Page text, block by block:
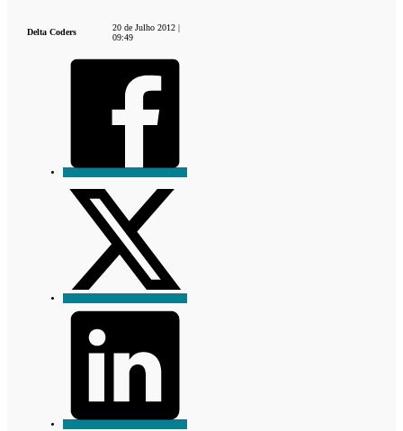
Delta Coders
20 de Julho 2012 |
09:49